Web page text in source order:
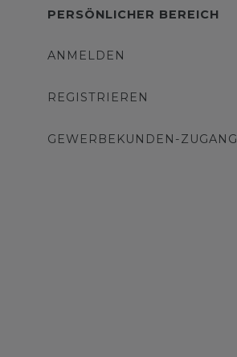
PERSÖNLICHER BEREICH
ANMELDEN
REGISTRIEREN
GEWERBEKUNDEN-ZUGANG